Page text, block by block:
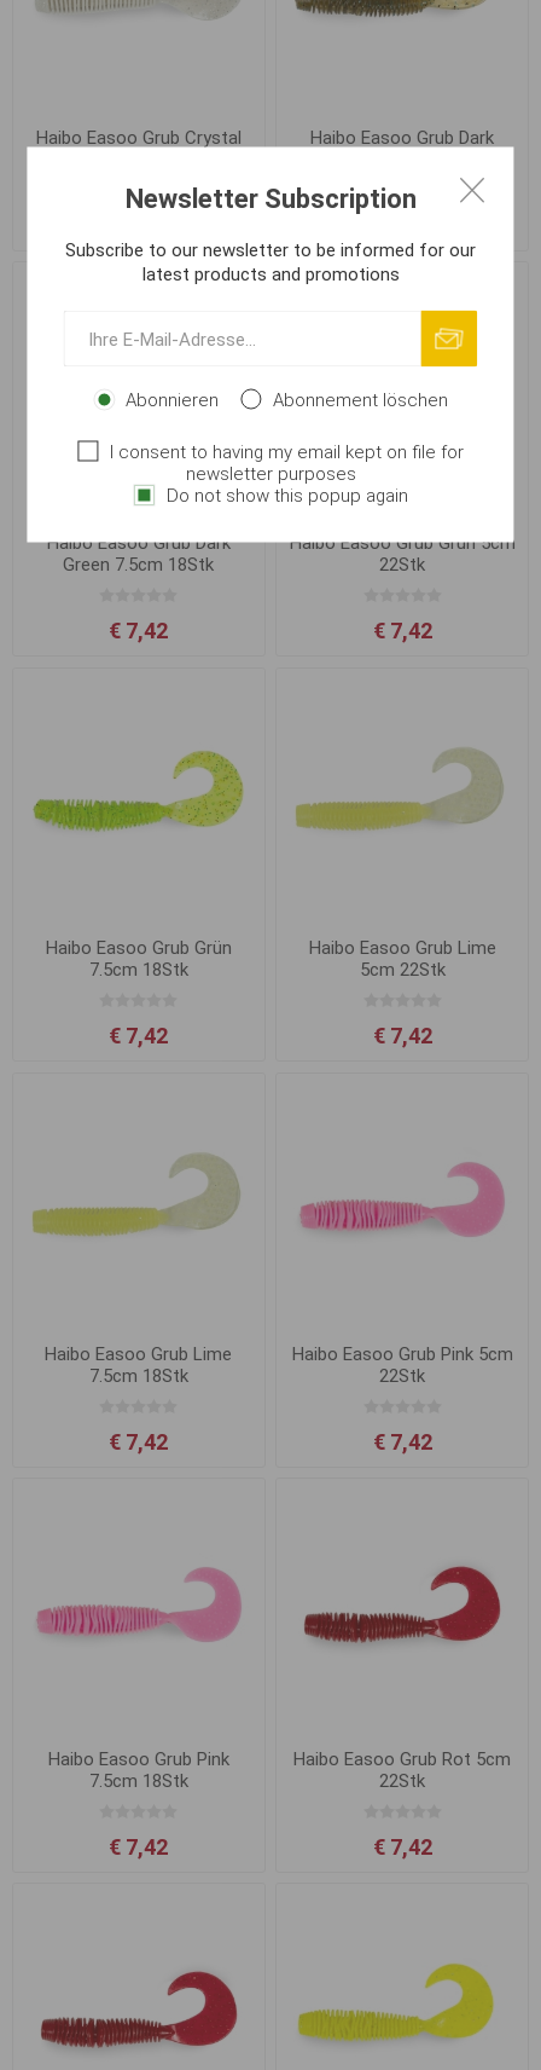
Haibo Easoo Grub Crystal
Haibo Easoo Grub Dark
Haibo Easoo Grub Dark
Green 7.5cm 18Stk
€ 7,42
Haibo Easoo Grub Grün 5cm
22Stk
€ 7,42
Haibo Easoo Grub Grün
7.5cm 18Stk
€ 7,42
Haibo Easoo Grub Lime
5cm 22Stk
€ 7,42
Haibo Easoo Grub Lime
7.5cm 18Stk
€ 7,42
Haibo Easoo Grub Pink 5cm
22Stk
€ 7,42
Haibo Easoo Grub Pink
7.5cm 18Stk
€ 7,42
Haibo Easoo Grub Rot 5cm
22Stk
€ 7,42
Newsletter Subscription
Subscribe to our newsletter to be informed for our
latest products and promotions
Abonnieren Abonnement löschen
I consent to having my email kept on file for
newsletter purposes
Do not show this popup again